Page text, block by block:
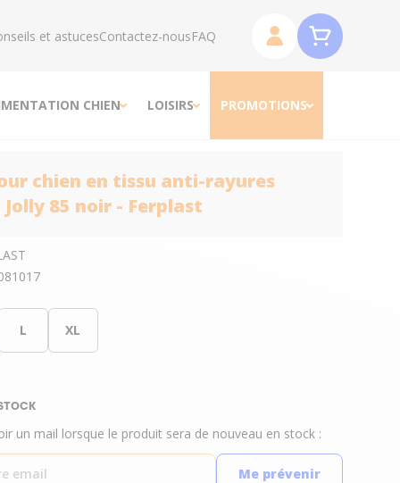
et astucesContactez-nousFAQ
CHIEN LOISIRS PROMOTIONS
chien en tissu anti-rayures
85 noir - Ferplast
L XL
un mail lorsque le produit sera de nouveau en stock :
Me prévenir